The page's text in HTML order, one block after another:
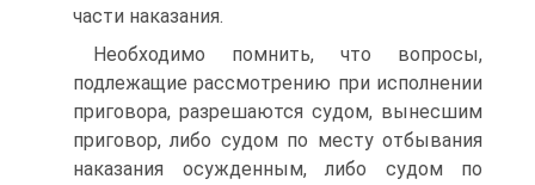
части наказания.
Необходимо помнить, что вопросы,
подлежащие рассмотрению при исполнении
приговора, разрешаются судом, вынесшим
приговор, либо судом по месту отбывания
наказания осужденным, либо судом по